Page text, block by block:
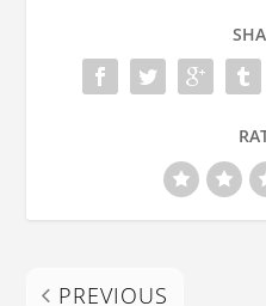
PREVIOUS